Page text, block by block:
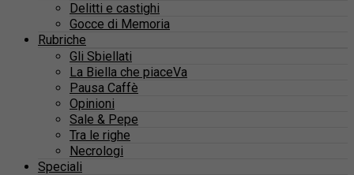
Delitti e castighi
Gocce di Memoria
Rubriche
Gli Sbiellati
La Biella che piaceVa
Pausa Caffè
Opinioni
Sale & Pepe
Tra le righe
Necrologi
Speciali